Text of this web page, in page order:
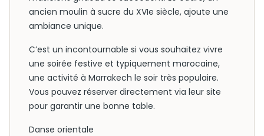
ancien moulin à sucre du XVIe siècle, ajoute une
ambiance unique.
C’est un incontournable si vous souhaitez vivre
une soirée festive et typiquement marocaine,
une activité à Marrakech le soir très populaire.
Vous pouvez réserver directement via leur site
pour garantir une bonne table.
Danse orientale